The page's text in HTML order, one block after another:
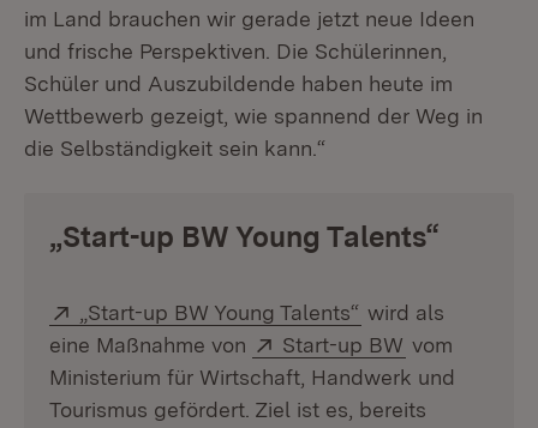
im Land brauchen wir gerade jetzt neue Ideen
und frische Perspektiven. Die Schülerinnen,
Schüler und Auszubildende haben heute im
Wettbewerb gezeigt, wie spannend der Weg in
die Selbständigkeit sein kann.“
„Start-up BW Young Talents“
Extern:
„Start-up BW Young Talents“ (Öffnet in neuem
wird als
eine Maßnahme von
Extern:
Start-up BW (Öffnet in
vom
Ministerium für Wirtschaft, Handwerk und
Tourismus gefördert. Ziel ist es, bereits